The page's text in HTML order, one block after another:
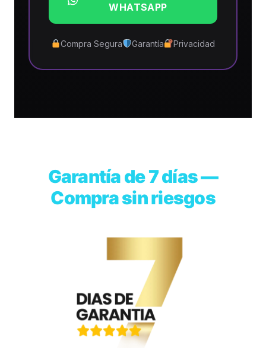
WHATSAPP
Compra Segura Garantía Privacidad
Garantía de 7 días —
Compra sin riesgos